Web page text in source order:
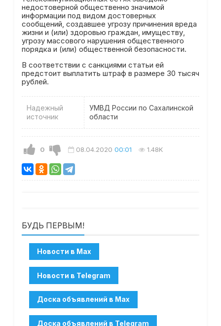
недостоверной общественно значимой
информации под видом достоверных
сообщений, создавшее угрозу причинения вреда
жизни и (или) здоровью граждан, имуществу,
угрозу массового нарушения общественного
порядка и (или) общественной безопасности.
В соответствии с санкциями статьи ей
предстоит выплатить штраф в размере 30 тысяч
рублей.
Надежный
источник
УМВД России по Сахалинской
области
0 08.04.2020 00:01 1.48K
БУДЬ ПЕРВЫМ!